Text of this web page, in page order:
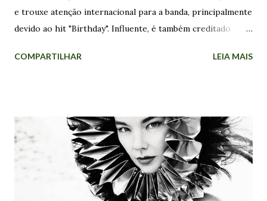
e trouxe atenção internacional para a banda, principalmente
devido ao hit "Birthday". Influente, é também creditado
mundial, e gerou grande interesse para a cena alternativa
Eles lançaram três discos e estiveram em atividade até 1992.
Em 2006, a banda se reuniu pela última vez para uma
apresentação, em Reykjavík. Os integrantes já tinham
formado projetos de música punk ao lado de Björk.
Inicialmente, eles desenvolveram o selo Smekkleysa (Bad
COMPARTILHAR LEIA MAIS